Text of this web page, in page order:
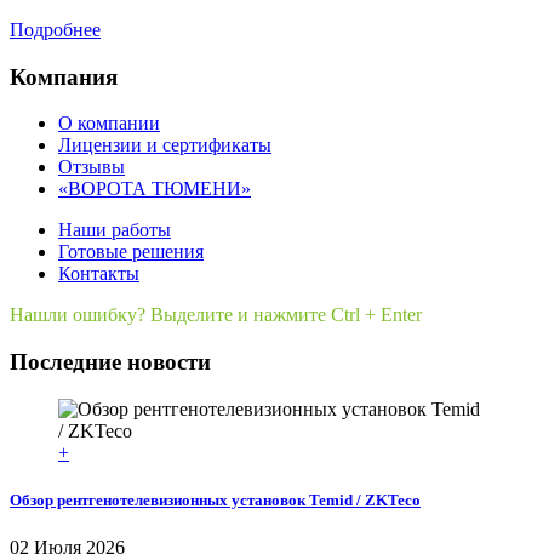
Подробнее
Компания
О компании
Лицензии и сертификаты
Отзывы
«ВОРОТА ТЮМЕНИ»
Наши работы
Готовые решения
Контакты
Нашли ошибку? Выделите и нажмите Ctrl + Enter
Последние новости
+
Обзор рентгенотелевизионных установок Temid / ZKTeco
02 Июля 2026